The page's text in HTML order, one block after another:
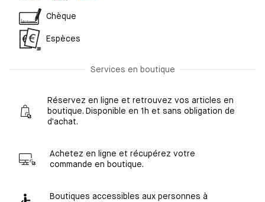
Chèque
Espèces
Services en boutique
Réservez en ligne et retrouvez vos articles en
boutique. Disponible en 1h et sans obligation de
d'achat.
Achetez en ligne et récupérez votre
commande en boutique.
Boutiques accessibles aux personnes à